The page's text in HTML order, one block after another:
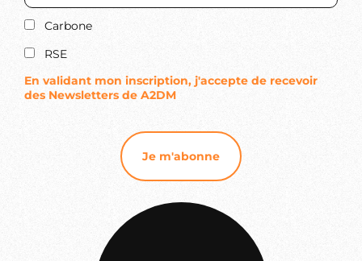
Carbone
RSE
En validant mon inscription, j'accepte de recevoir
des Newsletters de A2DM